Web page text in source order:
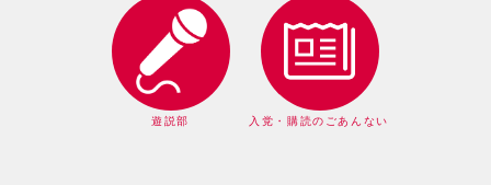
遊説部 入党・購読のごあんない